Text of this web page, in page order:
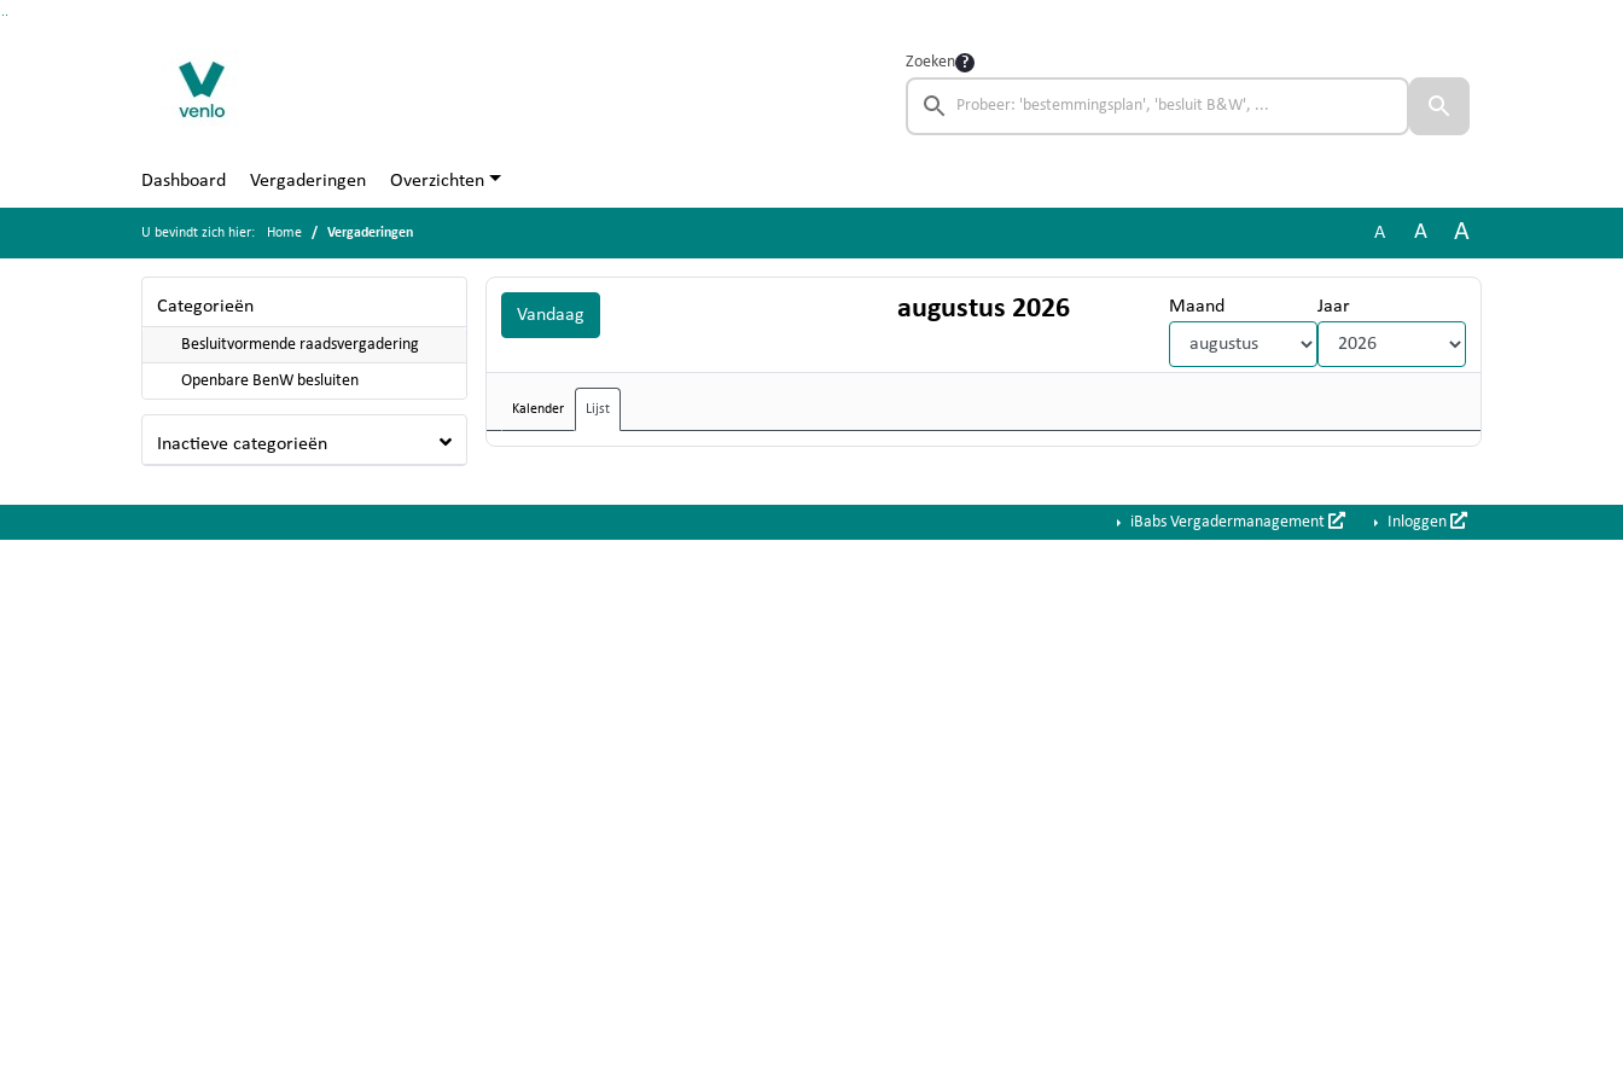
Zoeken
Dashboard Vergaderingen Overzichten
U bevindt zich hier: Home Vergaderingen A A A
Categorieën
Besluitvormende raadsvergadering
Openbare BenW besluiten
Inactieve categorieën
Vandaag augustus 2026 Maand Jaar
Kalender Lijst
iBabs Vergadermanagement Inloggen